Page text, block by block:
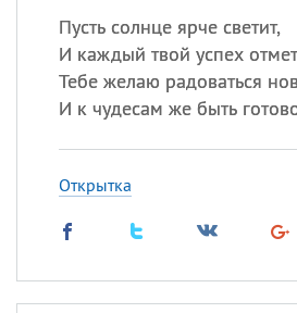
Пусть солнце ярче светит,
И каждый твой успех
Тебе желаю радоваться
И к чудесам же быть
Открытка
ИМЕНА
Сегодня